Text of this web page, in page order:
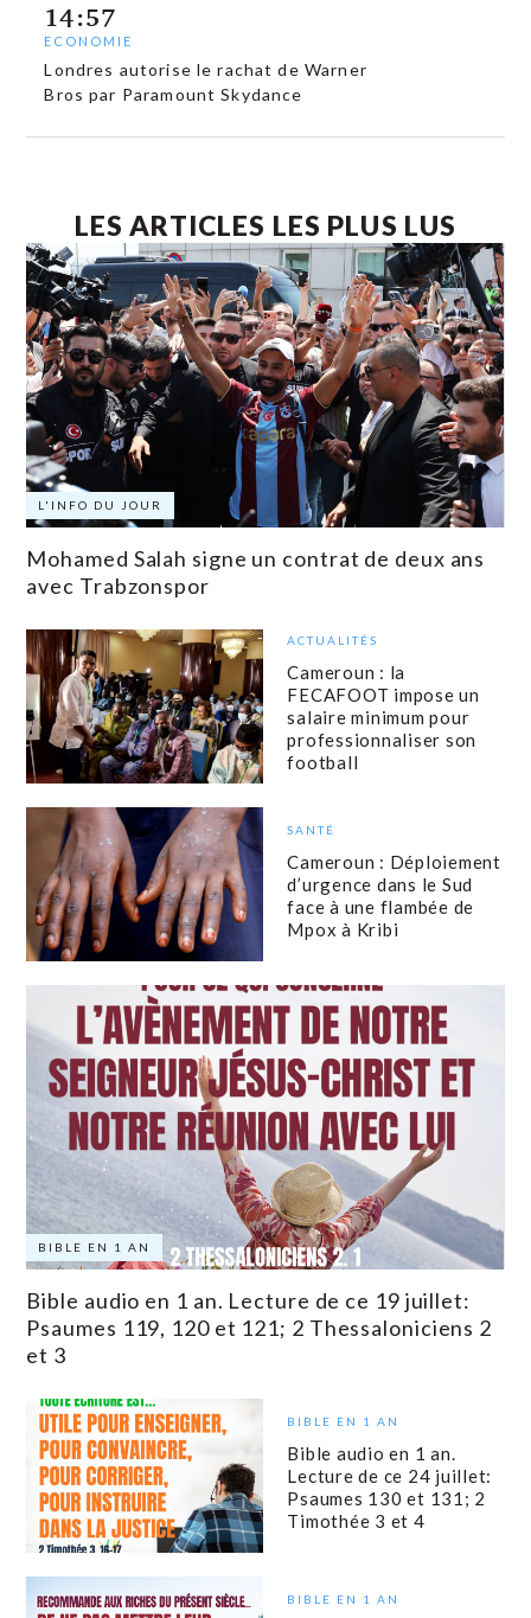
14:57
ECONOMIE
Londres autorise le rachat de Warner
Bros par Paramount Skydance
LES ARTICLES LES PLUS LUS
L'INFO DU JOUR
Mohamed Salah signe un contrat de deux ans
avec Trabzonspor
ACTUALITÉS
Cameroun : la
FECAFOOT impose un
salaire minimum pour
professionnaliser son
football
SANTÉ
Cameroun : Déploiement
d’urgence dans le Sud
face à une flambée de
Mpox à Kribi
BIBLE EN 1 AN
Bible audio en 1 an. Lecture de ce 19 juillet:
Psaumes 119, 120 et 121; 2 Thessaloniciens 2
et 3
BIBLE EN 1 AN
Bible audio en 1 an.
Lecture de ce 24 juillet:
Psaumes 130 et 131; 2
Timothée 3 et 4
BIBLE EN 1 AN